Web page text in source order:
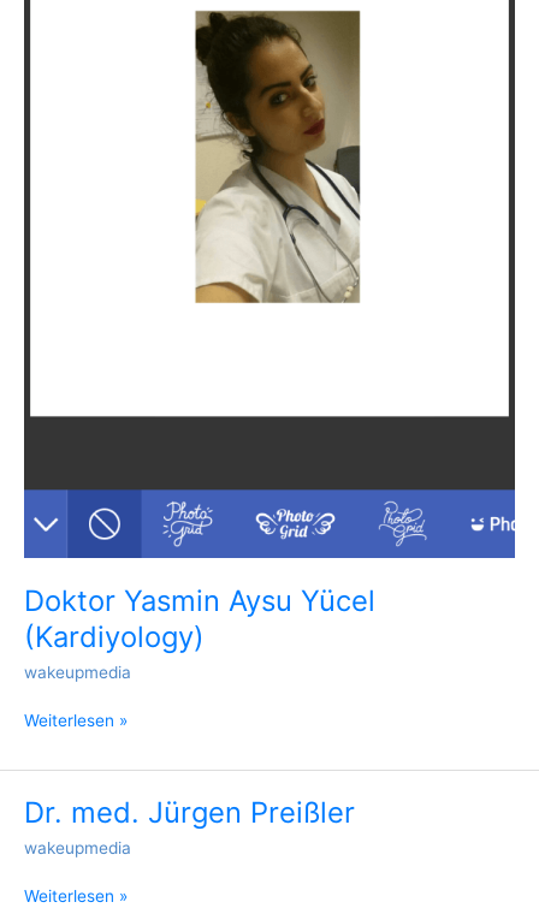
Doktor Yasmin Aysu Yücel
(Kardiyology)
wakeupmedia
Weiterlesen »
Dr. med. Jürgen Preißler
wakeupmedia
Dr.
Jürgen
Weiterlesen »